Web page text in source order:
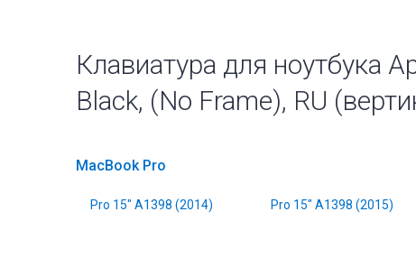
Клавиатура для ноутбука
Black, (No Frame), RU
MacBook Pro
Pro 15" A1398 (2014) Pro 15" A1398 (2015)